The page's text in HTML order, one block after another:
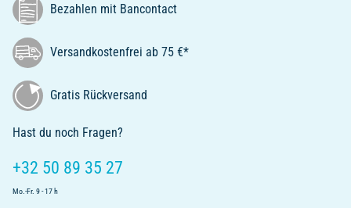
Bezahlen mit Bancontact
Versandkostenfrei ab 75 €*
Gratis Rückversand
Hast du noch Fragen?
+32 50 89 35 27
Mo.-Fr. 9 - 17 h